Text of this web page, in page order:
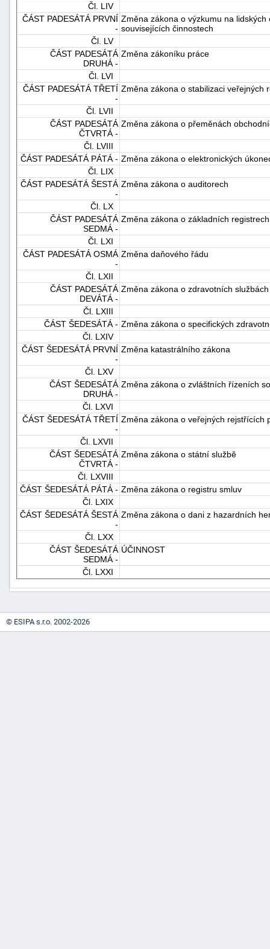
Čl. LIV
ČÁST PADESÁTÁ PRVNÍ
-
Změna zákona o výzkumu na
souvisejících činnostech
Čl. LV
ČÁST PADESÁTÁ
DRUHÁ -
Změna zákoníku práce
Čl. LVI
ČÁST PADESÁTÁ TŘETÍ
-
Změna zákona o stabilizaci veřejných
Čl. LVII
ČÁST PADESÁTÁ
ČTVRTÁ -
Změna zákona o přeměnách
Čl. LVIII
ČÁST PADESÁTÁ PÁTÁ - Změna zákona o elektronických
Čl. LIX
ČÁST PADESÁTÁ ŠESTÁ
-
Změna zákona o auditorech
Čl. LX
ČÁST PADESÁTÁ
SEDMÁ -
Změna zákona o základních registrech
Čl. LXI
ČÁST PADESÁTÁ OSMÁ
-
Změna daňového řádu
Čl. LXII
ČÁST PADESÁTÁ
DEVÁTÁ -
Změna zákona o zdravotních službách
Čl. LXIII
ČÁST ŠEDESÁTÁ - Změna zákona o specifických
Čl. LXIV
ČÁST ŠEDESÁTÁ PRVNÍ
-
Změna katastrálního zákona
Čl. LXV
ČÁST ŠEDESÁTÁ
DRUHÁ -
Změna zákona o zvláštních řízeních
Čl. LXVI
ČÁST ŠEDESÁTÁ TŘETÍ
-
Změna zákona o veřejných rejstřících
Čl. LXVII
ČÁST ŠEDESÁTÁ
ČTVRTÁ -
Změna zákona o státní službě
Čl. LXVIII
ČÁST ŠEDESÁTÁ PÁTÁ - Změna zákona o registru smluv
Čl. LXIX
ČÁST ŠEDESÁTÁ ŠESTÁ
-
Změna zákona o dani z hazardních
Čl. LXX
ČÁST ŠEDESÁTÁ
SEDMÁ -
ÚČINNOST
Čl. LXXI
© ESIPA s.r.o. 2002-2026